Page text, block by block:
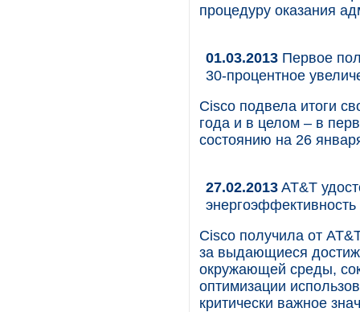
процедуру оказания
01.03.2013 Первое
30-процентное
Cisco подвела итоги
года и в целом – в
состоянию на 26
27.02.2013AT&T
энергоэффективность
Cisco получила от
за выдающиеся
окружающей среды,
оптимизации
критически важное